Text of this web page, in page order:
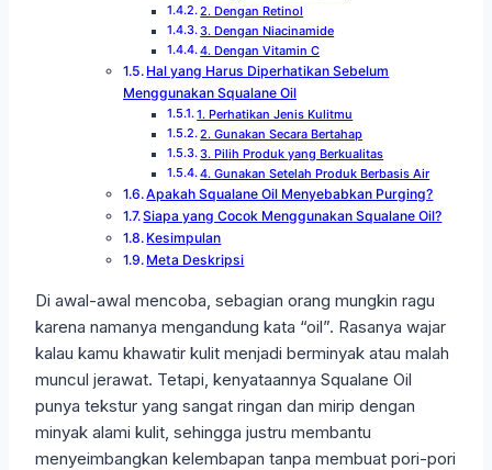
2. Dengan Retinol
3. Dengan Niacinamide
4. Dengan Vitamin C
Hal yang Harus Diperhatikan Sebelum
Menggunakan Squalane Oil
1. Perhatikan Jenis Kulitmu
2. Gunakan Secara Bertahap
3. Pilih Produk yang Berkualitas
4. Gunakan Setelah Produk Berbasis Air
Apakah Squalane Oil Menyebabkan Purging?
Siapa yang Cocok Menggunakan Squalane Oil?
Kesimpulan
Meta Deskripsi
Di awal-awal mencoba, sebagian orang mungkin ragu
karena namanya mengandung kata “oil”. Rasanya wajar
kalau kamu khawatir kulit menjadi berminyak atau malah
muncul jerawat. Tetapi, kenyataannya Squalane Oil
punya tekstur yang sangat ringan dan mirip dengan
minyak alami kulit, sehingga justru membantu
menyeimbangkan kelembapan tanpa membuat pori-pori